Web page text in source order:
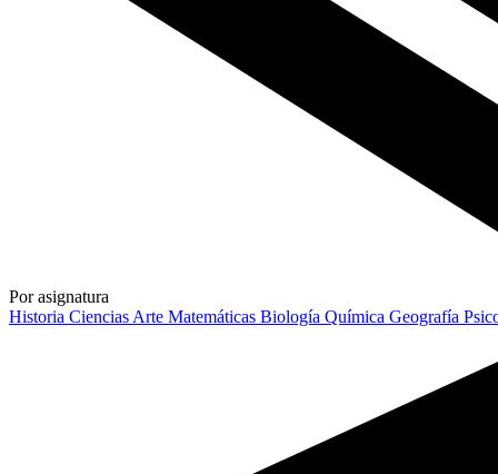
Por asignatura
Historia Ciencias Arte Matemáticas Biología Química Geografía